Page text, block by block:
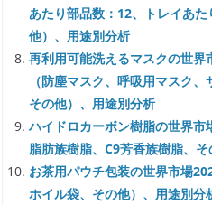
あたり部品数：12、トレイあ
他）、用途別分析
再利用可能洗えるマスクの世界
（防塵マスク、呼吸用マスク、
その他）、用途別分析
ハイドロカーボン樹脂の世界市
脂肪族樹脂、C9芳香族樹脂、
お茶用パウチ包装の世界市場
ホイル袋、その他）、用途別分